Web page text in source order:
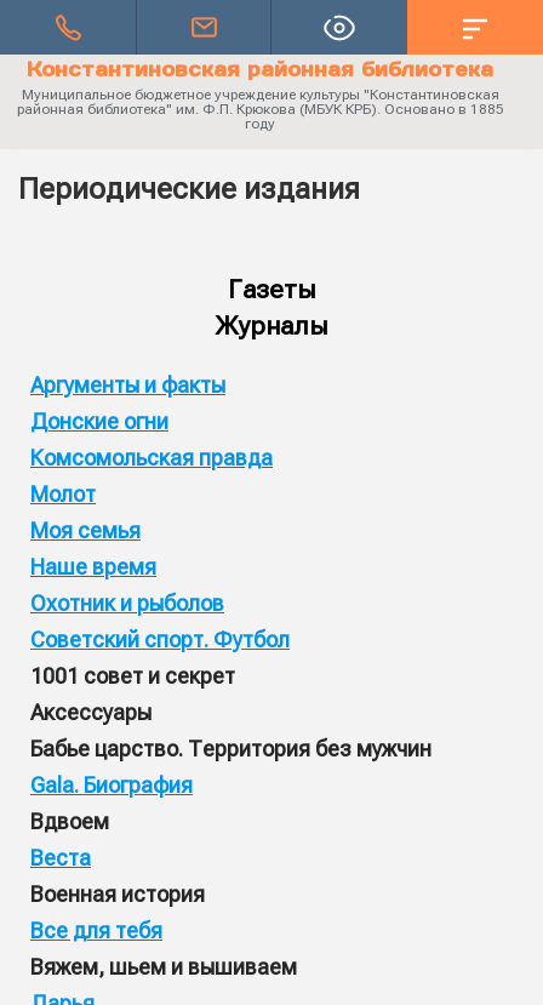
Константиновская районная библиотека
Муниципальное бюджетное учреждение культуры "Константиновская
районная библиотека" им. Ф.П. Крюкова (МБУК КРБ). Основано в 1885
году
Периодические издания
Газеты
Журналы
Аргументы и факты
Донские огни
Комсомольская правда
Молот
Моя семья
Наше время
Охотник и рыболов
Советский спорт. Футбол
1001 совет и секрет
Аксессуары
Бабье царство. Территория без мужчин
Gala. Биография
Вдвоем
Веста
Военная история
Все для тебя
Вяжем, шьем и вышиваем